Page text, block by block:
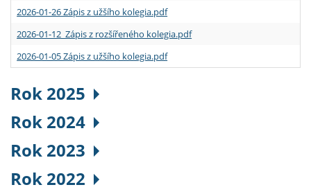
2026-01-26 Zápis z užšího kolegia.pdf
2026-01-12 Zápis z rozšířeného kolegia.pdf
2026-01-05 Zápis z užšího kolegia.pdf
Rok 2025
Rok 2024
Rok 2023
Rok 2022